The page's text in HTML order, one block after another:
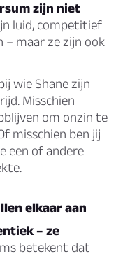
zijn niet
luid, competitief
– maar ze zijn ook
wie Shane zijn
Misschien
om onzin te
misschien ben jij
een of andere
elkaar aan
– ze
betekent dat